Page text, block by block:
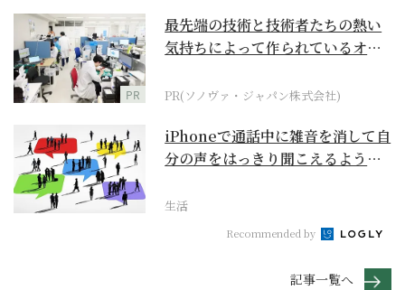
PR
最先端の技術と技術者たちの熱い
気持ちによって作られているオー
PR(ソノヴァ・ジャパン株式会社)
iPhoneで通話中に雑音を消して自
分の声をはっきり聞こえるように
生活
Recommended by
記事一覧へ